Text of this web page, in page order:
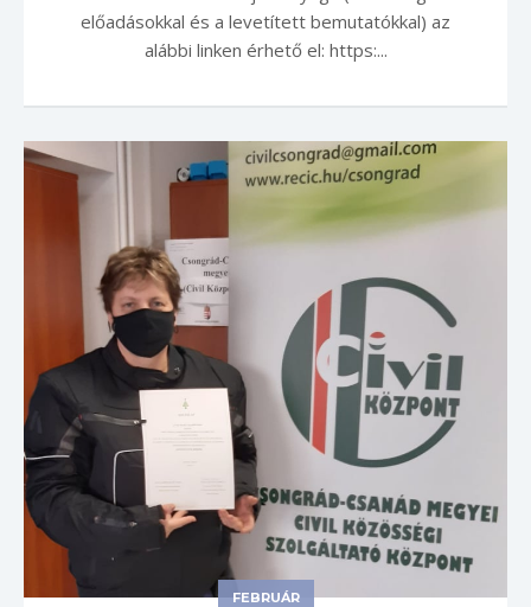
előadásokkal és a levetített bemutatókkal) az
alábbi linken érhető el: https:...
FEBRUÁR